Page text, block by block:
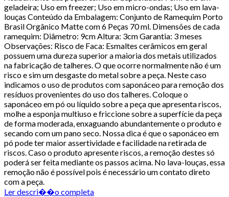
geladeira; Uso em freezer; Uso em micro-ondas; Uso em lava-
louças Conteúdo da Embalagem: Conjunto de Ramequim Porto
Brasil Orgânico Matte com 6 Peças 70 ml. Dimensões de cada
ramequim: Diâmetro: 9cm Altura: 3cm Garantia: 3 meses
Observações: Risco de Faca: Esmaltes cerâmicos em geral
possuem uma dureza superior a maioria dos metais utilizados
na fabricação de talheres. O que ocorre normalmente não é um
risco e sim um desgaste do metal sobre a peça. Neste caso
indicamos o uso de produtos com saponáceo para remoção dos
resíduos provenientes do uso dos talheres. Coloque o
saponáceo em pó ou líquido sobre a peça que apresenta riscos,
molhe a esponja multiuso e friccione sobre a superfície da peça
de forma moderada, enxaguando abundantemente o produto e
secando com um pano seco. Nossa dica é que o saponáceo em
pó pode ter maior assertividade e facilidade na retirada de
riscos. Caso o produto apresente riscos, a remoção destes só
poderá ser feita mediante os passos acima. No lava-louças, essa
remoção não é possível pois é necessário um contato direto
com a peça.
Ler descri��o completa